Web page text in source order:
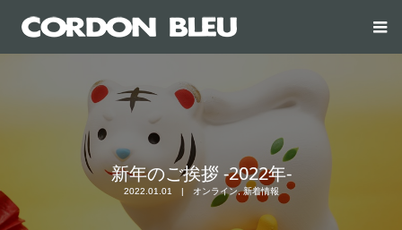
新年のご挨拶 -2022年-
2022.01.01 オンライン,新着情報